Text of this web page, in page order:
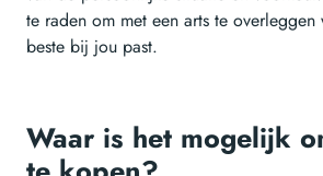
te raden om met een arts te
beste bij jou past.
Waar is het mogelijk